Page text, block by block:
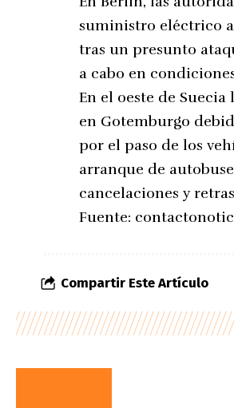
suministro eléctrico
tras un presunto
a cabo en
En el oeste de
en Gotemburgo
por el paso de los
arranque de
cancelaciones y
Fuente:
Compartir Este Artículo